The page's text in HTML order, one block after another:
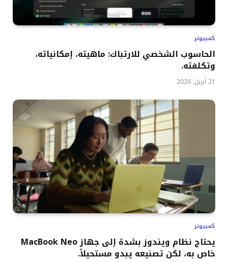
كمبيوتر
الحاسوب الشخصي للارتباك: ماهيته، إمكانياته،
وتكلفته.
21 أبريل, 2026
كمبيوتر
يحتاج نظام ويندوز بشدة إلى جهاز MacBook Neo
خاص به، لكن تصنيعه يبدو مستحيلاً.